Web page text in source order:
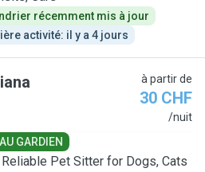
récemment mis à jour
activité: il y a 4 jours
à partir de
30 CHF
/nuit
GARDIEN
Pet Sitter for Dogs, Cats